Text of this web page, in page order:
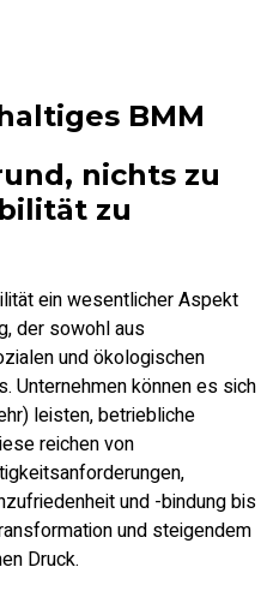
BMM
nichts zu
zu
ein wesentlicher Aspekt
der sowohl aus
und ökologischen
Unternehmen können es sich
leisten, betriebliche
reichen von
und -bindung bis
und steigendem
Druck.